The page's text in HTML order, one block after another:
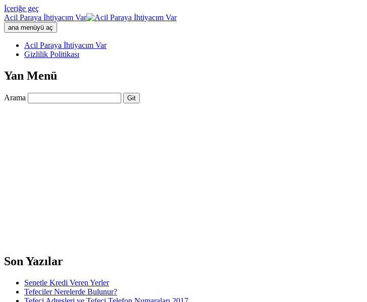
İçeriğe geç
Acil Paraya İhtiyacım Var
ana menüyü aç
Acil Paraya İhtiyacım Var
Gizlilik Politikası
Yan Menü
Arama
Son Yazılar
Senetle Kredi Veren Yerler
Tefeciler Nerelerde Bulunur?